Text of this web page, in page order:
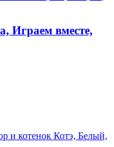
Играем вместе,